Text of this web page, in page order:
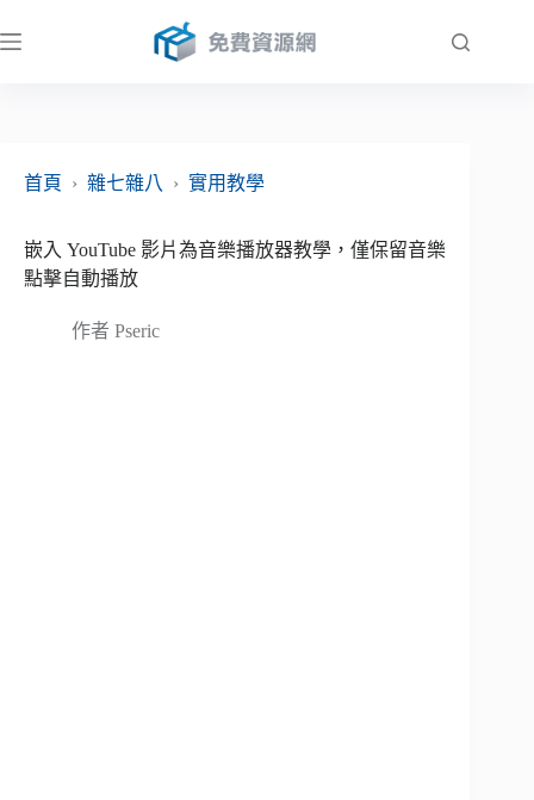
至
首頁
› 雜七雜八 › 實用教學
嵌入 YouTube 影片為音樂播放器教學，僅保留音樂
點擊自動播放
作者 Pseric